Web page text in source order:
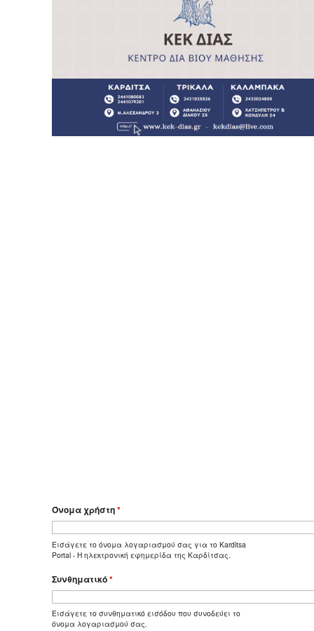
Όνομα χρήστη*
Εισάγετε το όνομα λογαριασμού σας για το Karditsa
Portal - Η ηλεκτρονική εφημερίδα της Καρδίτσας.
Συνθηματικό*
Εισάγετε το συνθηματικό εισόδου που συνοδεύει το
όνομα λογαριασμού σας.